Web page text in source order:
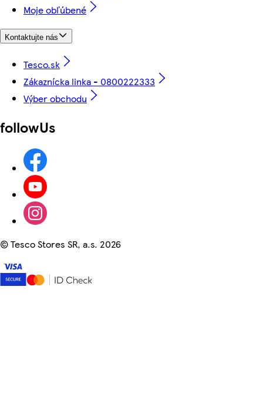
Moje obľúbené
Kontaktujte nás
Tesco.sk
Zákaznícka linka - 0800222333
Výber obchodu
followUs
©Tesco Stores SR, a.s. 2026